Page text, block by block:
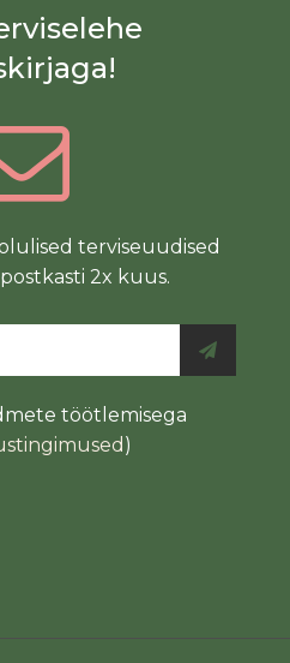
terviseuudised
2x kuus.
töötlemisega
)